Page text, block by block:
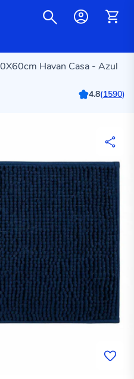
Havan Casa - Azul
4.8(1590)